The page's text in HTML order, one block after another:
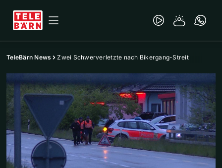
TeleBärn News Zwei Schwerverletzte nach Bikergang-Streit